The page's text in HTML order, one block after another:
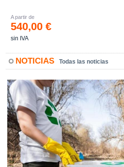
A partir de
540,00 €
sin IVA
NOTICIAS Todas las noticias